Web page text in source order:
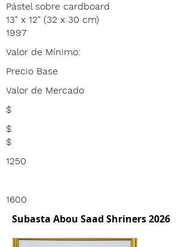
Pástel sobre cardboard
13" x 12" (32 x 30 cm)
1997
Valor de Mínimo:
Precio Base
Valor de Mercado
$
$
$
1250
1600
Subasta Abou Saad Shriners 2026